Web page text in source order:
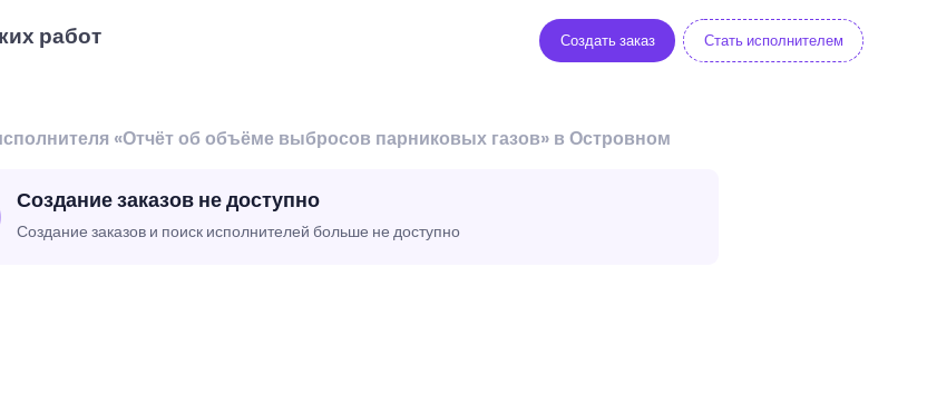
работ Создать заказ Стать исполнителем
«Отчёт об объёме выбросов парниковых газов» в Островном
Создание заказов не доступно
Создание заказов и поиск исполнителей больше не доступно